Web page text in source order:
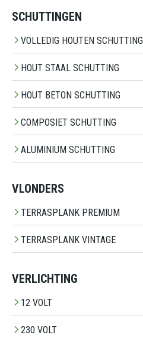
SCHUTTINGEN
VOLLEDIG HOUTEN SCHUTTING
HOUT STAAL SCHUTTING
HOUT BETON SCHUTTING
COMPOSIET SCHUTTING
ALUMINIUM SCHUTTING
VLONDERS
TERRASPLANK PREMIUM
TERRASPLANK VINTAGE
VERLICHTING
12 VOLT
230 VOLT